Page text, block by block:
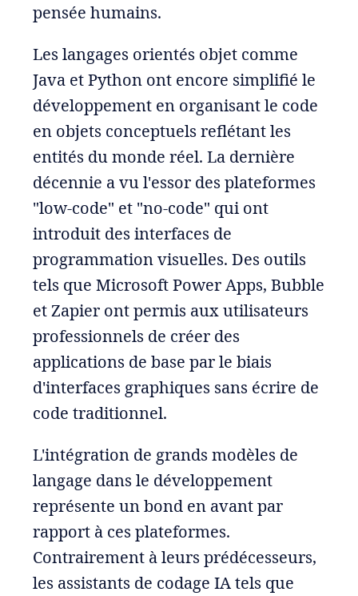
pensée humains.
Les langages orientés objet comme
Java et Python ont encore simplifié le
développement en organisant le code
en objets conceptuels reflétant les
entités du monde réel. La dernière
décennie a vu l'essor des plateformes
"low-code" et "no-code" qui ont
introduit des interfaces de
programmation visuelles. Des outils
tels que Microsoft Power Apps, Bubble
et Zapier ont permis aux utilisateurs
professionnels de créer des
applications de base par le biais
d'interfaces graphiques sans écrire de
code traditionnel.
L'intégration de grands modèles de
langage dans le développement
représente un bond en avant par
rapport à ces plateformes.
Contrairement à leurs prédécesseurs,
les assistants de codage IA tels que